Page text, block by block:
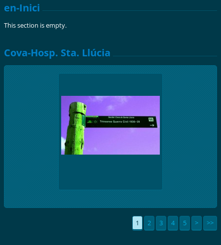
en-Inici
This section is empty.
Cova-Hosp. Sta. Llúcia
1 2 3 4 5 > >>